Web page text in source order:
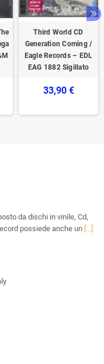
Third World CD
Generation Coming /
Eagle Records – EDL
EAG 1882 Sigillato
33,90 €
da dischi in vinile, Cd,
possiede anche un [...]